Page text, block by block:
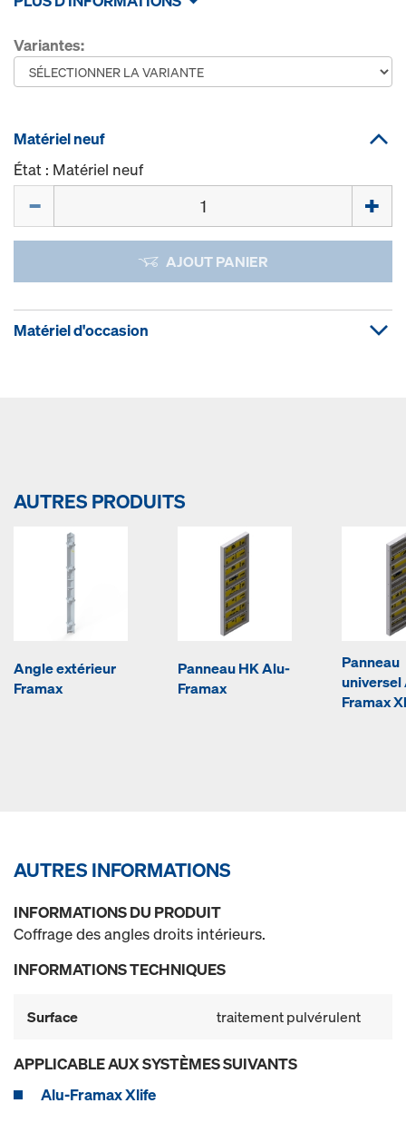
Variantes:
Matériel neuf
État : Matériel neuf
AJOUT PANIER
Matériel d'occasion
AUTRES PRODUITS
Angle extérieur
Framax
Panneau HK Alu-
Framax
Panneau
universel
Framax
AUTRES INFORMATIONS
INFORMATIONS DU PRODUIT
Coffrage des angles droits intérieurs.
INFORMATIONS TECHNIQUES
Surface traitement pulvérulent
APPLICABLE AUX SYSTÈMES SUIVANTS
Alu-Framax Xlife